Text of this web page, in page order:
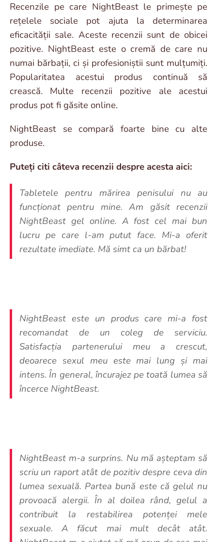
Recenzile pe care NightBeast le primește pe
rețelele sociale pot ajuta la determinarea
eficacității sale. Aceste recenzii sunt de obicei
pozitive. NightBeast este o cremă de care nu
numai bărbații, ci și profesioniștii sunt mulțumiți.
Popularitatea acestui produs continuă să
crească. Multe recenzii pozitive ale acestui
produs pot fi găsite online.
NightBeast se compară foarte bine cu alte
produse.
Puteți citi câteva recenzii despre acesta aici:
Tabletele pentru mărirea penisului nu au
funcționat pentru mine. Am găsit recenzii
NightBeast gel online. A fost cel mai bun
lucru pe care l-am putut face. Mi-a oferit
rezultate imediate. Mă simt ca un bărbat!
NightBeast este un produs care mi-a fost
recomandat de un coleg de serviciu.
Satisfacția partenerului meu a crescut,
deoarece sexul meu este mai lung și mai
intens. În general, încurajez pe toată lumea să
încerce NightBeast.
NightBeast m-a surprins. Nu mă așteptam să
scriu un raport atât de pozitiv despre ceva din
lumea sexuală. Partea bună este că gelul nu
provoacă alergii. În al doilea rând, gelul a
contribuit la restabilirea potenței mele
sexuale. A făcut mai mult decât atât.